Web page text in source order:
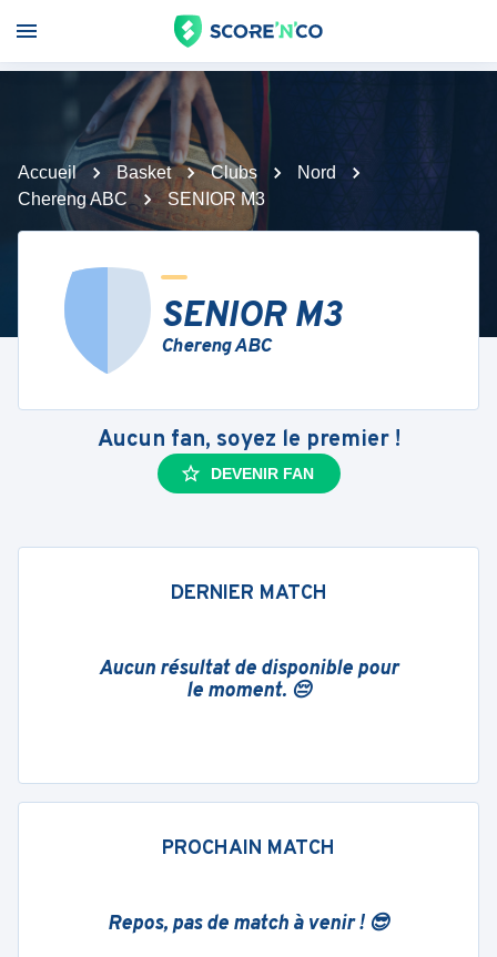
Accueil Basket Clubs
Nord
Chereng ABC
SENIOR M3
SENIOR M3
Chereng ABC
Aucun fan, soyez le premier !
DEVENIR FAN
DERNIER MATCH
Aucun résultat de disponible pour
le moment. 😔
PROCHAIN MATCH
Repos, pas de match à venir ! 😎